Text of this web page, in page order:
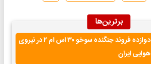
برترین‌ها
دوازده فروند جنگنده سوخو ۳۰ اس ام ۲ در نیروی
هوایی ایران